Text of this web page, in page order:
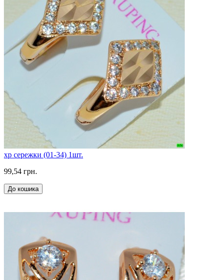
xp сережки (01-34) 1шт.
99,54 грн.
До кошика